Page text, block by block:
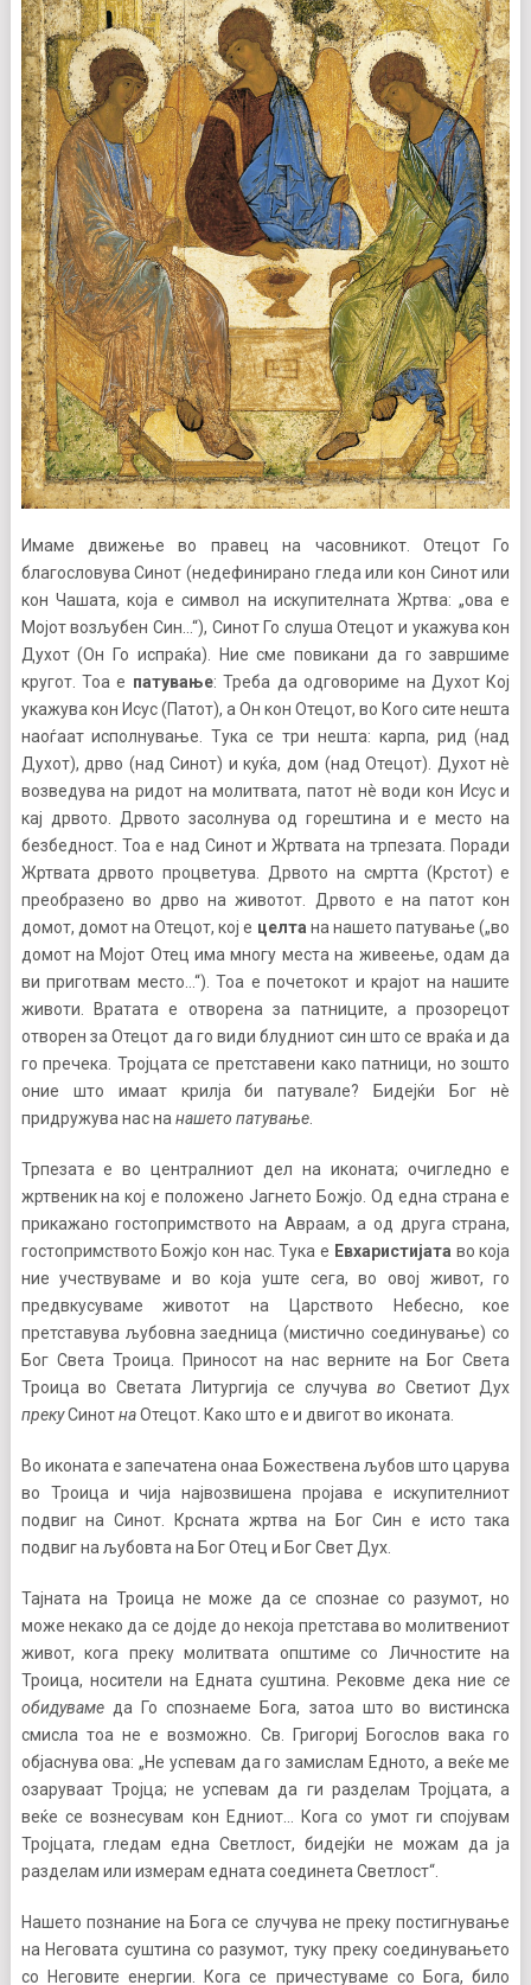
Имаме движење во правец на часовникот. Отецот Го
благословува Синот (недефинирано гледа или кон Синот или
кон Чашата, која е символ на искупителната Жртва: „ова е
Мојот возљубен Син…“), Синот Го слуша Отецот и укажува кон
Духот (Он Го испраќа). Ние сме повикани да го завршиме
кругот. Тоа е патување: Треба да одговориме на Духот Кој
укажува кон Исус (Патот), а Он кон Отецот, во Кого сите нешта
наоѓаат исполнување. Тука се три нешта: карпа, рид (над
Духот), дрво (над Синот) и куќа, дом (над Отецот). Духот нè
возведува на ридот на молитвата, патот нè води кон Исус и
кај дрвото. Дрвото засолнува од горештина и е место на
безбедност. Тоа е над Синот и Жртвата на трпезата. Поради
Жртвата дрвото процветува. Дрвото на смртта (Крстот) е
преобразено во дрво на животот. Дрвото е на патот кон
домот, домот на Отецот, кој е целта на нашето патување („во
домот на Мојот Отец има многу места на живеење, одам да
ви приготвам место…“). Тоа е почетокот и крајот на нашите
животи. Вратата е отворена за патниците, а прозорецот
отворен за Отецот да го види блудниот син што се враќа и да
го пречека. Тројцата се претставени како патници, но зошто
оние што имаат крилја би патувале? Бидејќи Бог нè
придружува нас нанашето патување.
Трпезата е во централниот дел на иконата; очигледно е
жртвеник на кој е положено Јагнето Божјо. Од една страна е
прикажано гостопримството на Авраам, а од друга страна,
гостопримството Божјо кон нас. Тука е Евхаристијата во која
ние учествуваме и во која уште сега, во овој живот, го
предвкусуваме животот на Царството Небесно, кое
претставува љубовна заедница (мистично соединување) со
Бог Света Троица. Приносот на нас верните на Бог Света
Троица во Светата Литургија се случуваво Светиот Дух
прекуСинотнаОтецот. Како што е и двигот во иконата.
Во иконата е запечатена онаа Божествена љубов што царува
во Троица и чија највозвишена пројава е искупителниот
подвиг на Синот. Крсната жртва на Бог Син е исто така
подвиг на љубовта на Бог Отец и Бог Свет Дух.
Тајната на Троица не може да се спознае со разумот, но
може некако да се дојде до некоја претстава во молитвениот
живот, кога преку молитвата општиме со Личностите на
Троица, носители на Едната суштина. Рековме дека ние се
обидувамеда Го спознаеме Бога, затоа што во вистинска
смисла тоа не е возможно. Св. Григориј Богослов вака го
објаснува ова: „Не успевам да го замислам Едното, а веќе ме
озаруваат Тројца; не успевам да ги разделам Тројцата, а
веќе се вознесувам кон Едниот… Кога со умот ги спојувам
Тројцата, гледам една Светлост, бидејќи не можам да ја
разделам или измерам едната соединета Светлост“.
Нашето познание на Бога се случува не преку постигнување
на Неговата суштина со разумот, туку преку соединувањето
со Неговите енергии. Кога се причестуваме со Бога, било